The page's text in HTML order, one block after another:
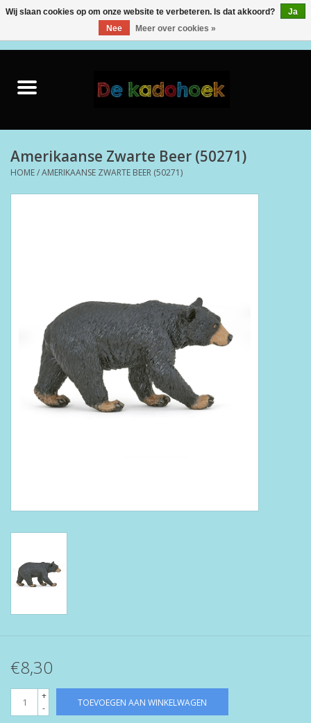
Back to School
Boeken
Puzzels & Spellen
Wens & Postkaarten
Feest
Merken
Amerikaanse Zwarte Beer (50271)
HOME/AMERIKAANSE ZWARTE BEER (50271)
€8,30
+
-
TOEVOEGEN AAN WINKELWAGEN
Wij slaan cookies op om onze website te verbeteren. Is dat akkoord?
Ja
Nee
Meer over cookies »